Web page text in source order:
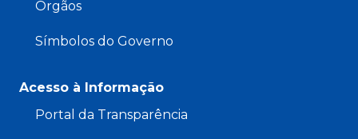
Órgãos
Símbolos do Governo
Acesso à Informação
Portal da Transparência